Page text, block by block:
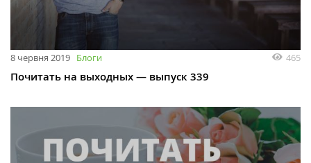
8 червня 2019 Блоги 465
Почитать на выходных — выпуск 339